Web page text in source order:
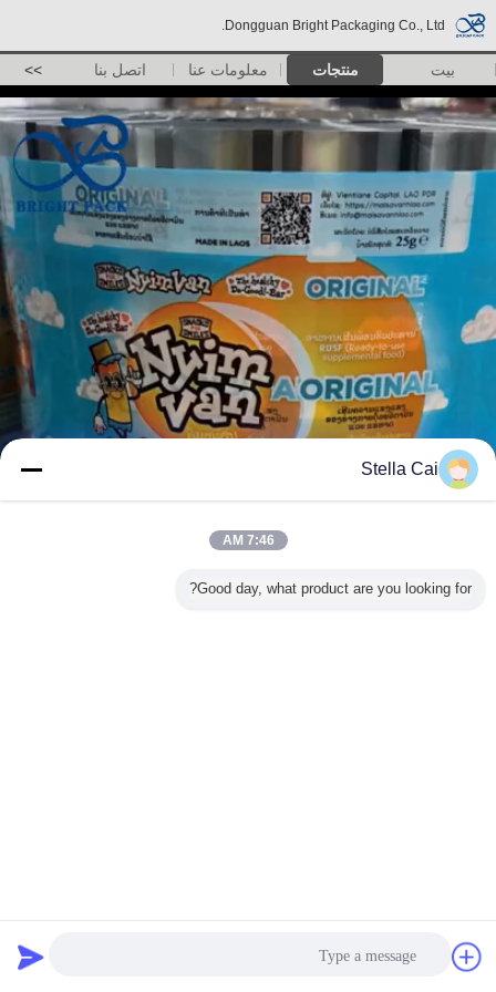
Dongguan Bright Packaging Co., Ltd.
بيت منتجات معلومات عنا اتصل بنا >>
Stella Cai
7:46 AM
Good day, what product are you looking for?